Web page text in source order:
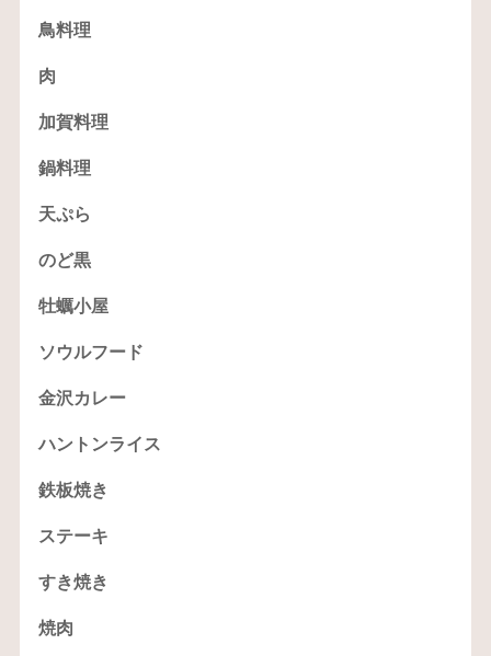
鳥料理
肉
加賀料理
鍋料理
天ぷら
のど黒
牡蠣小屋
ソウルフード
金沢カレー
ハントンライス
鉄板焼き
ステーキ
すき焼き
焼肉